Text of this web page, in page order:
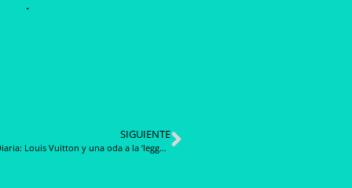
.
SIGUIENTE
Noticia Diaria: Louis Vuitton y una oda a la ‘leggerezza’ y a la nostalgia bien entendida en su colección primavera-verano 2024